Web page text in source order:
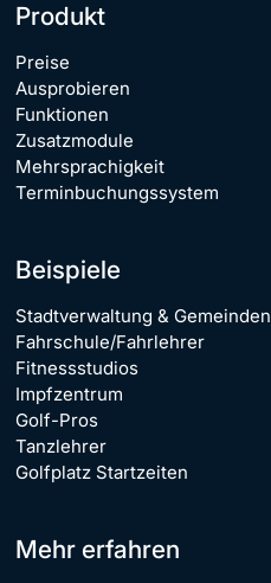
Produkt
Preise
Ausprobieren
Funktionen
Zusatzmodule
Mehrsprachigkeit
Terminbuchungssystem
Beispiele
Stadtverwaltung & Gemeinden
Fahrschule/Fahrlehrer
Fitnessstudios
Impfzentrum
Golf-Pros
Tanzlehrer
Golfplatz Startzeiten
Mehr erfahren